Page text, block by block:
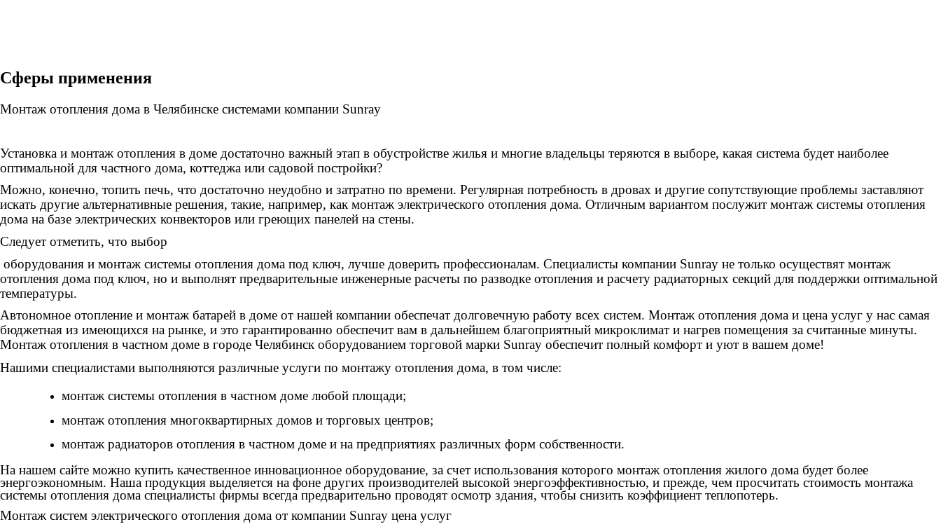
Сферы применения
Монтаж отопления дома в Челябинске системами компании Sunray
Установка и монтаж отопления в доме достаточно важный этап в обустройстве жилья и многие владельцы теряются в выборе, какая система будет наиболее
оптимальной для частного дома, коттеджа или садовой постройки?
Можно, конечно, топить печь, что достаточно неудобно и затратно по времени. Регулярная потребность в дровах и другие сопутствующие проблемы заставляют
искать другие альтернативные решения, такие, например, как монтаж электрического отопления дома. Отличным вариантом послужит монтаж системы отопления
дома на базе электрических конвекторов или греющих панелей на стены.
Следует отметить, что выбор
оборудования и монтаж системы отопления дома под ключ, лучше доверить профессионалам. Специалисты компании Sunray не только осуществят монтаж
отопления дома под ключ, но и выполнят предварительные инженерные расчеты по разводке отопления и расчету радиаторных секций для поддержки оптимальной
температуры.
Автономное отопление и монтаж батарей в доме от нашей компании обеспечат долговечную работу всех систем. Монтаж отопления дома и цена услуг у нас самая
бюджетная из имеющихся на рынке, и это гарантированно обеспечит вам в дальнейшем благоприятный микроклимат и нагрев помещения за считанные минуты.
Монтаж отопления в частном доме в городе Челябинск оборудованием торговой марки Sunray обеспечит полный комфорт и уют в вашем доме!
Нашими специалистами выполняются различные услуги по монтажу отопления дома, в том числе:
монтаж системы отопления в частном доме любой площади;
монтаж отопления многоквартирных домов и торговых центров;
монтаж радиаторов отопления в частном доме и на предприятиях различных форм собственности.
На нашем сайте можно купить качественное инновационное оборудование, за счет использования которого монтаж отопления жилого дома будет более
энергоэкономным. Наша продукция выделяется на фоне других производителей высокой энергоэффективностью, и прежде, чем просчитать стоимость монтажа
системы отопления дома специалисты фирмы всегда предварительно проводят осмотр здания, чтобы снизить коэффициент теплопотерь.
Монтаж систем электрического отопления дома от компании Sunray цена услуг